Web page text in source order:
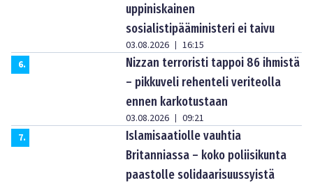
uppiniskainen
sosialistipääministeri ei taivu
03.08.2026 | 16:15
6.
Nizzan terroristi tappoi 86 ihmistä
– pikkuveli rehenteli veriteolla
ennen karkotustaan
03.08.2026 | 09:21
7.
Islamisaatiolle vauhtia
Britanniassa – koko poliisikunta
paastolle solidaarisuussyistä